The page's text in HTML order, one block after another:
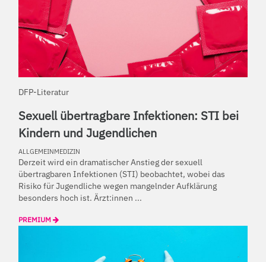
DFP-Literatur
Sexuell übertragbare Infektionen: STI bei
Kindern und Jugendlichen
ALLGEMEINMEDIZIN
Derzeit wird ein dramatischer Anstieg der sexuell
übertragbaren Infektionen (STI) beobachtet, wobei das
Risiko für Jugendliche wegen mangelnder Aufklärung
besonders hoch ist. Ärzt:innen ...
PREMIUM